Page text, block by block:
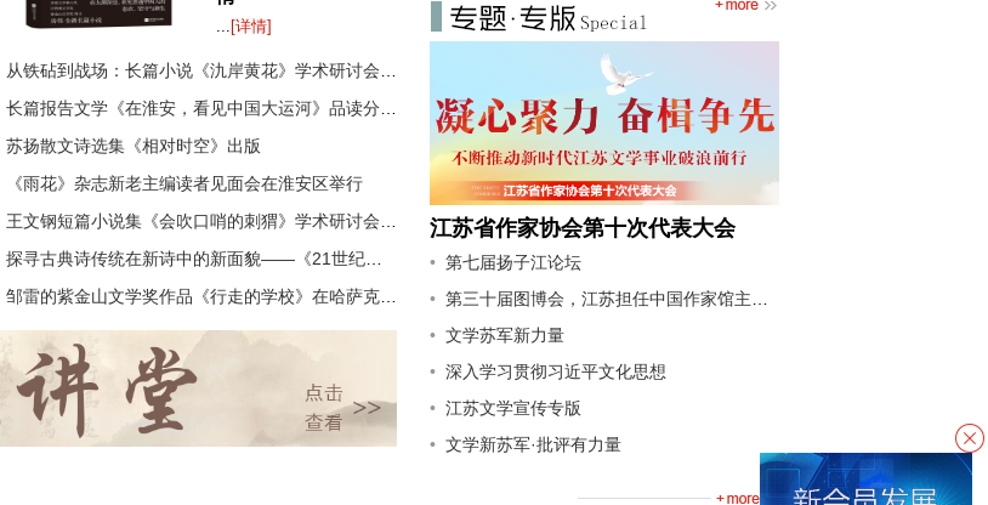
... [详情]
从铁砧到战场：长篇小说《氿岸黄花》学术研讨会举办
长篇报告文学《在淮安，看见中国大运河》品读分享会举行
苏扬散文诗选集《相对时空》出版
《雨花》杂志新老主编读者见面会在淮安区举行
王文钢短篇小说集《会吹口哨的刺猬》学术研讨会在徐州召开
探寻古典诗传统在新诗中的新面貌——《21世纪新诗对古典诗传统的再发现》新书分享会举行
邹雷的紫金山文学奖作品《行走的学校》在哈萨克斯坦出版发行
江苏省作家协会第十次代表大会
第七届扬子江论坛
第三十届图博会，江苏担任中国作家馆主宾省
文学苏军新力量
深入学习贯彻习近平文化思想
江苏文学宣传专版
文学新苏军·批评有力量